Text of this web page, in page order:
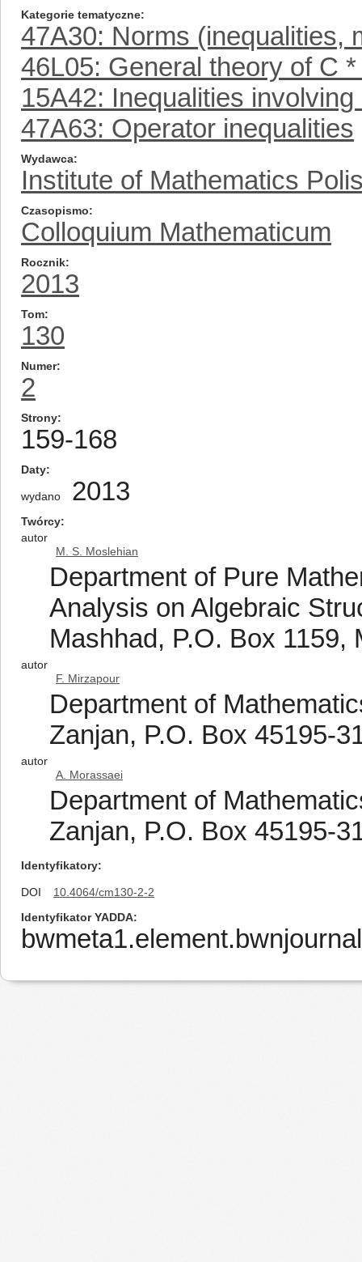
Kategorie tematyczne
47A30: Norms (inequalities,
46L05: General theory of C
15A42: Inequalities
47A63: Operator inequalities
Wydawca
Institute of Mathematics
Czasopismo
Colloquium Mathematicum
Rocznik
2013
Tom
130
Numer
2
Strony
159-168
Daty
wydano 2013
Twórcy
autor
M. S. Moslehian
Department of Pure
Analysis on Algebraic
Mashhad, P.O. Box 1159,
autor
F. Mirzapour
Department of
Zanjan, P.O. Box 45195-
autor
A. Morassaei
Department of
Zanjan, P.O. Box 45195-
Identyfikatory
DOI
10.4064/cm130-2-2
Identyfikator YADDA